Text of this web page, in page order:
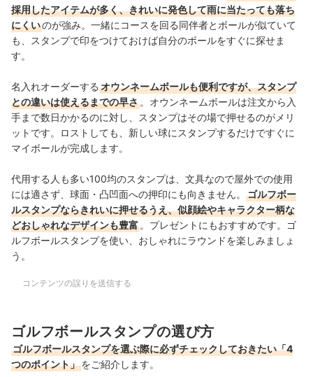
採用したアイテムが多く、きれいに発色して雨に当たっても落ち
にくいのが強み。一緒にコースを回る同伴者とボールが似ていて
も、スタンプで印をつけておけば自分のボールをすぐに探せま
す。
名入れオーダーする オウンネームボールも便利ですが、スタンプ
との違いは使えるまでの早さ 。オウンネームボールは注文から入
手まで数日かかるのに対し、スタンプはその場で押せるのがメリ
ットです。ロストしても、新しい球にスタンプするだけですぐに
マイボールが完成します。
代用する人も多い100均のスタンプは、文具なので屋外での使用
には適さず、球面・凸凹面への押印にも向きません。
ゴルフボー
ルスタンプならきれいに押せるうえ、似顔絵やキャラクター柄な
どおしゃれなデザインも豊富 。プレゼントにもおすすめです。ゴ
ルフボールスタンプを使い、おしゃれにラウンドを楽しみましょ
う。
コンテンツの誤りを送信する
ゴルフボールスタンプの選び方
ゴルフボールスタンプを選ぶ際に必ずチェックしておきたい「4
つのポイント」をご紹介します。